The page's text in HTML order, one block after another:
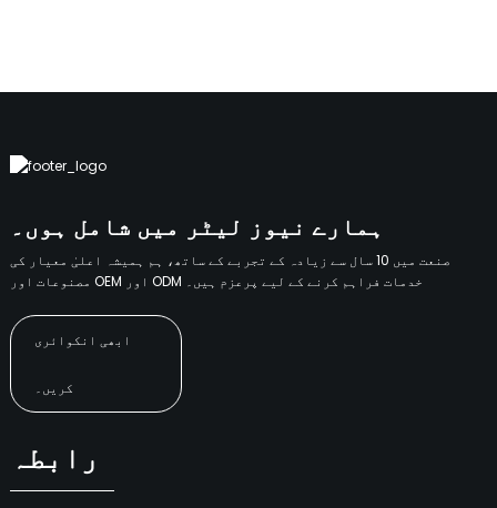
ہمارے نیوز لیٹر میں شامل ہوں۔
صنعت میں 10 سال سے زیادہ کے تجربے کے ساتھ، ہم ہمیشہ اعلیٰ معیار کی
مصنوعات اور OEM اور ODM خدمات فراہم کرنے کے لیے پرعزم ہیں۔
ابھی انکوائری
کریں۔
رابطہ